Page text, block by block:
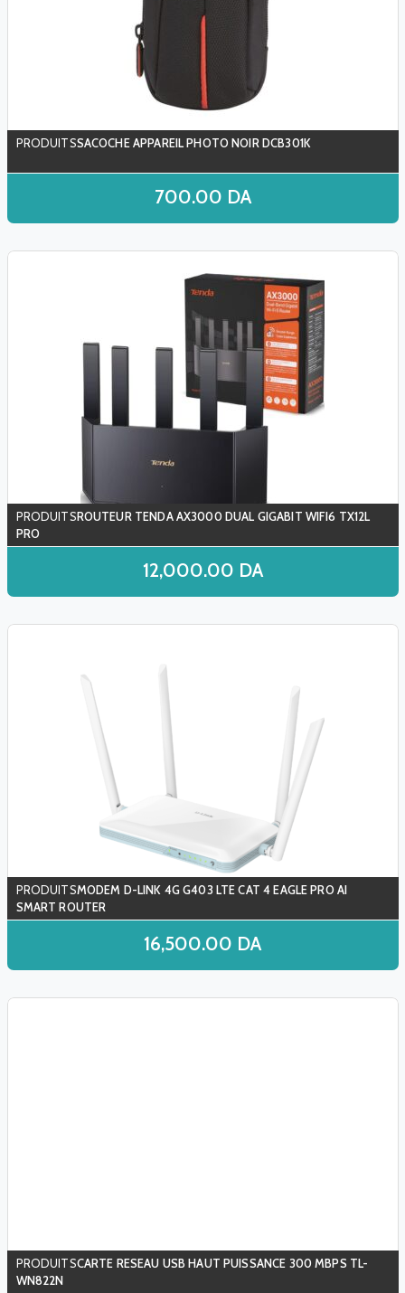
SACOCHE APPAREIL PHOTO NOIR DCB301K
700.00 DA
ROUTEUR TENDA AX3000 DUAL GIGABIT WIFI6 TX12L
PRO
12,000.00 DA
MODEM D-LINK 4G G403 LTE CAT 4 EAGLE PRO AI
SMART ROUTER
16,500.00 DA
CARTE RESEAU USB HAUT PUISSANCE 300 MBPS TL-
WN822N